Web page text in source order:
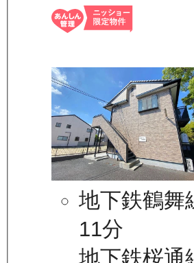
地下鉄鶴舞
11分
地下鉄桜通